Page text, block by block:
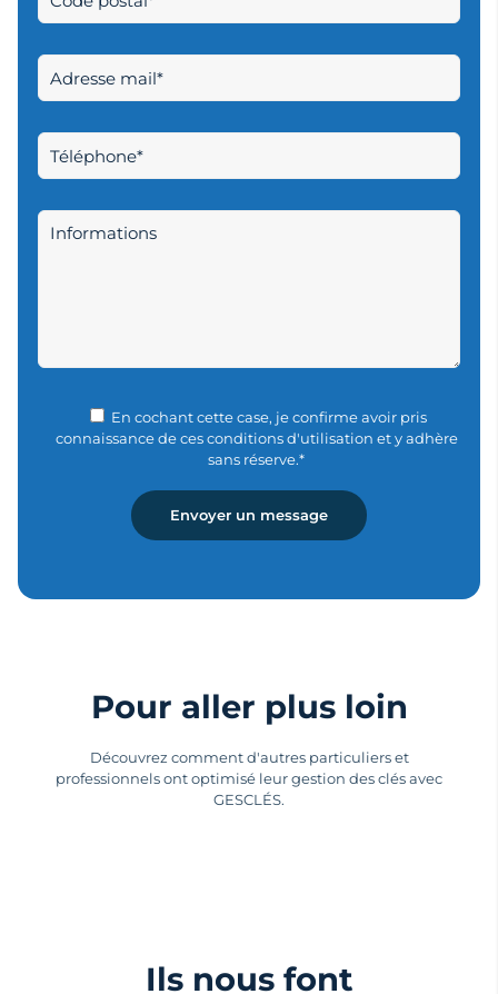
En cochant cette case, je confirme avoir pris
connaissance de ces conditions d'utilisation et y adhère
sans réserve.*
Pour aller plus loin
Découvrez comment d'autres particuliers et
professionnels ont optimisé leur gestion des clés avec
GESCLÉS.
Ils nous font